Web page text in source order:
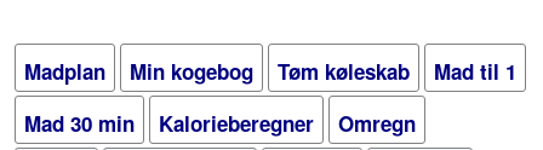
Madplan Min kogebog Tøm køleskab
Mad til 1
Mad 30 min
Kalorieberegner Omregn